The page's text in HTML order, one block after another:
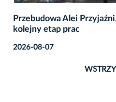
Remont ul.
organizacji